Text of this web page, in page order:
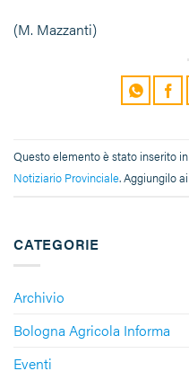
CATEGORIE
Archivio
Bologna Agricola Informa
Eventi
(M. Mazzanti)
Questo elemento è stato inserito in
Notiziario Provinciale. Aggiungilo ai